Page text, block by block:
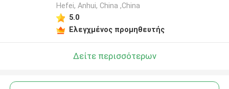
Hefei, Anhui, China ,China
5.0
Ελεγχμένος προμηθευτής
Δείτε περισσότερων